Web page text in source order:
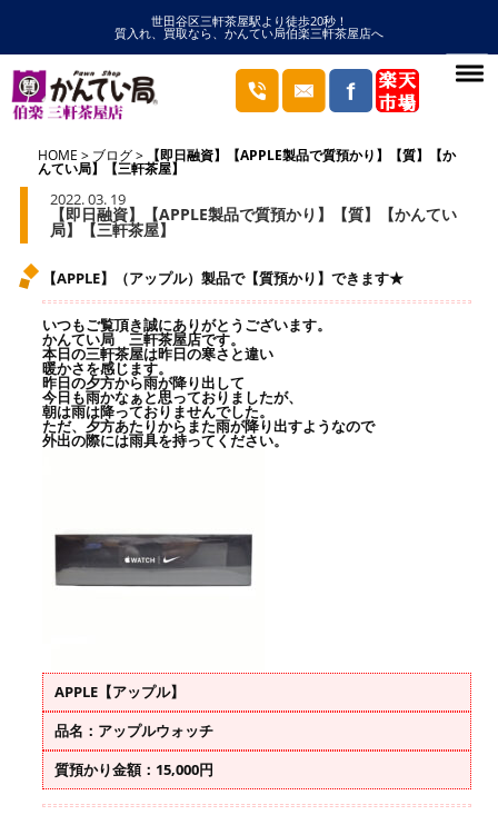
世田谷区三軒茶屋駅より徒歩20秒！
質入れ、買取なら、かんてい局伯楽三軒茶屋店へ
HOME ブログ 【即日融資】【APPLE製品で質預かり】【質】【か
んてい局】【三軒茶屋】
2022. 03. 19
【即日融資】【APPLE製品で質預かり】【質】【かんてい
局】【三軒茶屋】
【APPLE】（アップル）製品で【質預かり】できます★
いつもご覧頂き誠にありがとうございます。
かんてい局 三軒茶屋店です。
本日の三軒茶屋は昨日の寒さと違い
暖かさを感じます。
昨日の夕方から雨が降り出して
今日も雨かなぁと思っておりましたが、
朝は雨は降っておりませんでした。
ただ、夕方あたりからまた雨が降り出すようなので
外出の際には雨具を持ってください。
APPLE【アップル】
品名：アップルウォッチ
質預かり金額：15,000円